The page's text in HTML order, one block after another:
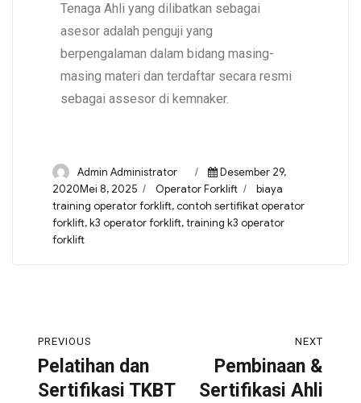
Tenaga Ahli yang dilibatkan sebagai
asesor adalah penguji yang
berpengalaman dalam bidang masing-
masing materi dan terdaftar secara resmi
sebagai assesor di kemnaker.
Admin Administrator
Desember 29,
2020Mei 8, 2025
Operator Forklift
biaya
training operator forklift,contoh sertifikat operator
forklift,k3 operator forklift,training k3 operator
forklift
PREVIOUS
Pelatihan dan
Sertifikasi TKBT
NEXT
Pembinaan &
Sertifikasi Ahli